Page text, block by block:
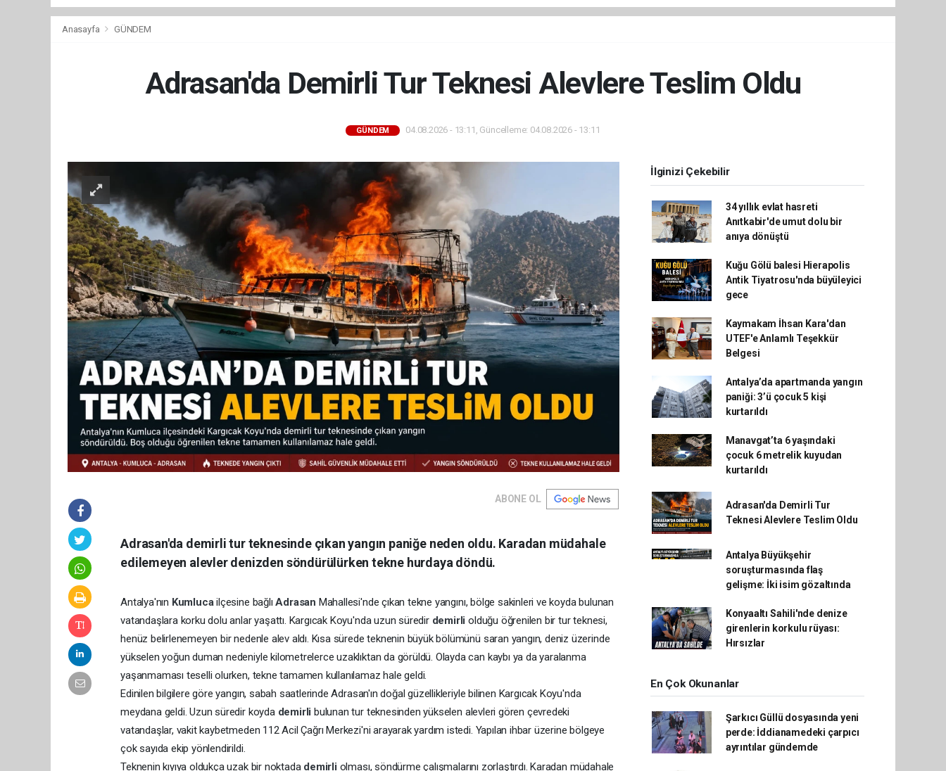
Anasayfa GÜNDEM
Adrasan'da Demirli Tur Teknesi Alevlere Teslim Oldu
GÜNDEM 04.08.2026 - 13:11, Güncelleme: 04.08.2026 - 13:11
ABONE OL
Adrasan'da demirli tur teknesinde çıkan yangın paniğe neden oldu. Karadan müdahale
edilemeyen alevler denizden söndürülürken tekne hurdaya döndü.
Antalya'nın Kumlucailçesine bağlıAdrasan Mahallesi'nde çıkan tekne yangını, bölge sakinleri ve koyda bulunan
vatandaşlara korku dolu anlar yaşattı. Kargıcak Koyu'nda uzun süredir demirliolduğu öğrenilen bir tur teknesi,
henüz belirlenemeyen bir nedenle alev aldı. Kısa sürede teknenin büyük bölümünü saran yangın, deniz üzerinde
yükselen yoğun duman nedeniyle kilometrelerce uzaklıktan da görüldü. Olayda can kaybı ya da yaralanma
yaşanmaması teselli olurken, tekne tamamen kullanılamaz hale geldi.
Edinilen bilgilere göre yangın, sabah saatlerinde Adrasan'ın doğal güzellikleriyle bilinen Kargıcak Koyu'nda
meydana geldi. Uzun süredir koyda demirlibulunan tur teknesinden yükselen alevleri gören çevredeki
vatandaşlar, vakit kaybetmeden 112 Acil Çağrı Merkezi'ni arayarak yardım istedi. Yapılan ihbar üzerine bölgeye
çok sayıda ekip yönlendirildi.
Teknenin kıyıya oldukça uzak bir noktada demirli olması, söndürme çalışmalarını zorlaştırdı. Karadan müdahale
İlginizi Çekebilir
34 yıllık evlat hasreti
Anıtkabir'de umut dolu bir
anıya dönüştü
Kuğu Gölü balesi Hierapolis
Antik Tiyatrosu'nda büyüleyici
gece
Kaymakam İhsan Kara'dan
UTEF'e Anlamlı Teşekkür
Belgesi
Antalya’da apartmanda yangın
paniği: 3’ü çocuk 5 kişi
kurtarıldı
Manavgat’ta 6 yaşındaki
çocuk 6 metrelik kuyudan
kurtarıldı
Adrasan'da Demirli Tur
Teknesi Alevlere Teslim Oldu
Antalya Büyükşehir
soruşturmasında flaş
gelişme: İki isim gözaltında
Konyaaltı Sahili'nde denize
girenlerin korkulu rüyası:
Hırsızlar
En Çok Okunanlar
Şarkıcı Güllü dosyasında yeni
perde: İddianamedeki çarpıcı
ayrıntılar gündemde